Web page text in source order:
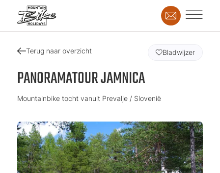
Terug naar overzicht
PANORAMATOUR JAMNICA
Mountainbike tocht vanuit Prevalje / Slovenië
Bladwijzer